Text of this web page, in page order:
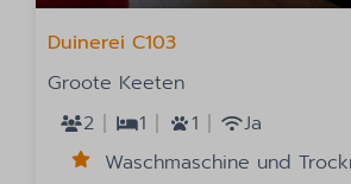
Duinerei C103
Groote Keeten
2
1 1
Ja
Waschmaschine und